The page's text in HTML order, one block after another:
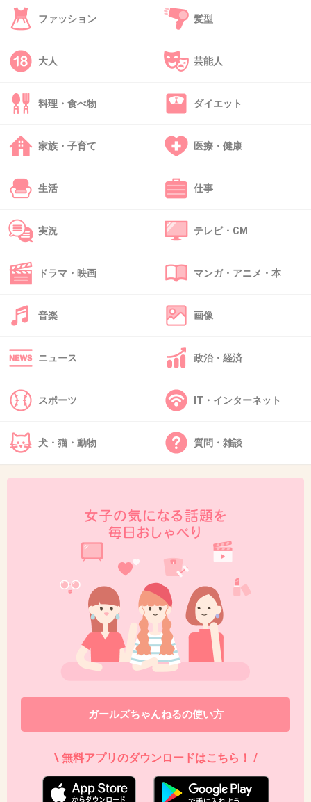
AKB48渡辺麻友 読者モデル野嶋友博・鈴木勤とバレンタインデート発覚 : G
ラボGラボアイドル芸能ニュースまとめ全記事一覧リンク集アナグロあんて
彼氏との写メ・プリクラ流出AKBやアイドリン...
38. 匿名
新ユニットも結成するみたいだし、全然いろいろやらせて
もらってるじゃん
スト下位7人で結成した「BKA48」
girlschannel.net
「BKA48」 めちゃイケから誕生「ＢＫＡ」始動！センターバカ・川栄李奈
ら７人 ― スポニチ Sponichi Annex 芸能 「ＡＫＢ４８グループ臨時総会～
+11
あんまり可愛くない。
歌もダンスも下手なぶすだぁ♪
2013/04/28(日) 21:50:30
指原の魅力がわからない
+43
2013/04/28(日) 21:51:09
嫌われ者が成功するのがAKB
ファッション 髪型
大人 芸能人
料理・食べ物 ダイエット
家族・子育て 医療・健康
生活 仕事
実況 テレビ・CM
ドラマ・映画 マンガ・アニメ・本
音楽 画像
ニュース 政治・経済
スポーツ IT・インターネット
犬・猫・動物 質問・雑談
ガールズちゃんねるの使い方
\ 無料アプリのダウンロードはこちら！ /